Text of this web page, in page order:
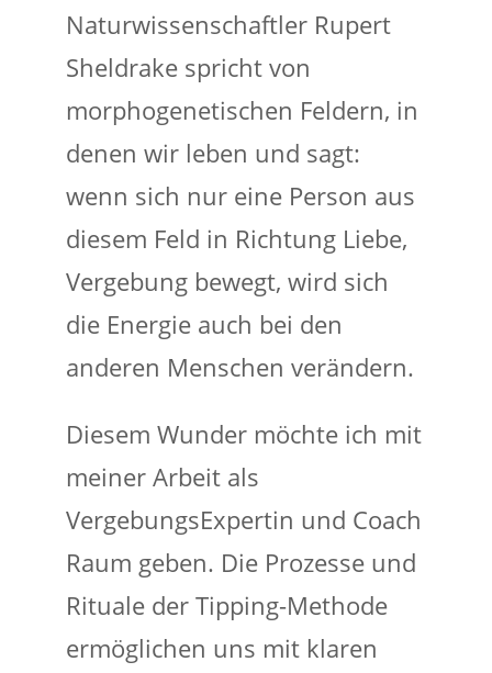
Naturwissenschaftler Rupert
Sheldrake spricht von
morphogenetischen Feldern, in
denen wir leben und sagt:
wenn sich nur eine Person aus
diesem Feld in Richtung Liebe,
Vergebung bewegt, wird sich
die Energie auch bei den
anderen Menschen verändern.
Diesem Wunder möchte ich mit
meiner Arbeit als
VergebungsExpertin und Coach
Raum geben. Die Prozesse und
Rituale der Tipping-Methode
ermöglichen uns mit klaren